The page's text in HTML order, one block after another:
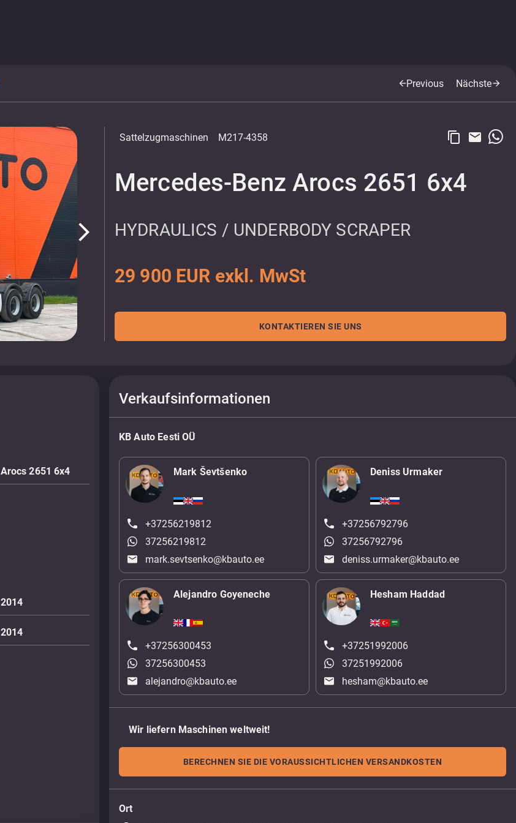
arrow_backPrevious Nächstearrow_forward
arrow_forward_ios
Sattelzugmaschinen M217-4358 content_copy email
Mercedes-Benz Arocs 2651 6x4
HYDRAULICS / UNDERBODY SCRAPER
29 900 EUR exkl. MwSt
KONTAKTIEREN SIE UNS
Arocs 2651 6x4
2014
2014
Verkaufsinformationen
KB Auto Eesti OÜ
Mark Ševtšenko
+37256219812
37256219812
mark.sevtsenko@kbauto.ee
Deniss Urmaker
+37256792796
37256792796
deniss.urmaker@kbauto.ee
Alejandro Goyeneche
+37256300453
37256300453
alejandro@kbauto.ee
Hesham Haddad
+37251992006
37251992006
hesham@kbauto.ee
Wir liefern Maschinen weltweit!
BERECHNEN SIE DIE VORAUSSICHTLICHEN VERSANDKOSTEN
Ort